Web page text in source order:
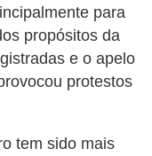
para
propósitos da
e o apelo
protestos
tem sido mais